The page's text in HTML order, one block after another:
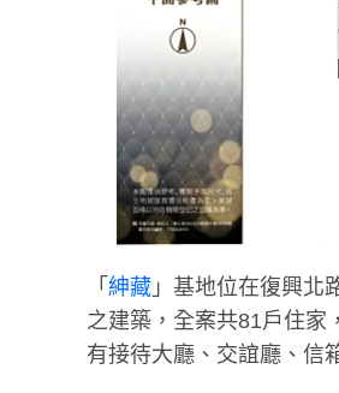
「 紳藏 」基地位在復興北
之建築，全案共81戶住家
有接待大廳、交誼廳、信